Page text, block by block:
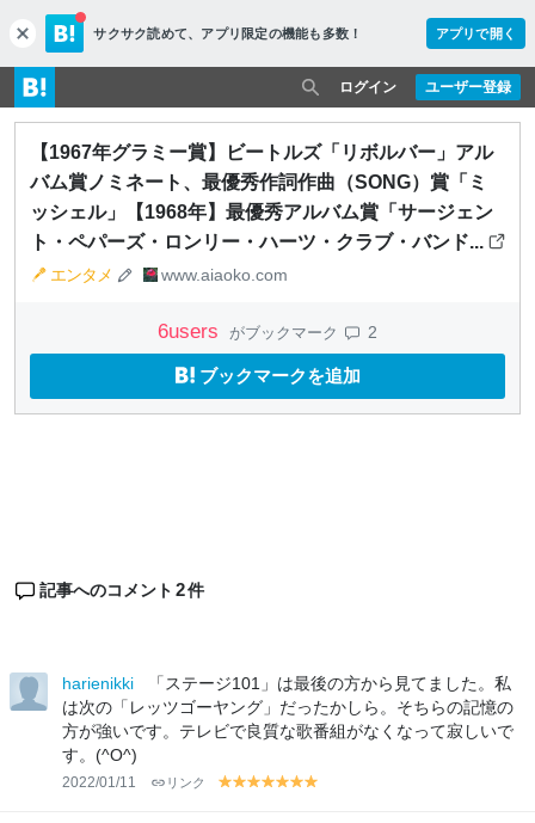
c
l
o
s
e
サクサク読めて、 アプリ限定の機能も多数！ アプリで開く
ユーザー登録
ログイン
【1967年グラミー賞】ビートルズ「リボルバー」アル
バム賞ノミネート、最優秀作詞作曲（SONG）賞「ミ
ッシェル」【1968年】最優秀アルバム賞「サージェン
ト・ペパーズ・ロンリー・ハーツ・クラブ・バンド...
エンタメ www.aiaoko.com
6users がブックマーク 2
ブックマークを追加
記事へのコメント 2件
harienikki
「ステージ101」は最後の方から見てました。私
は次の「レッツゴーヤング」だったかしら。そちらの記憶の
方が強いです。テレビで良質な歌番組がなくなって寂しいで
す。(^O^)
2022/01/11 リンク
y y y y y y